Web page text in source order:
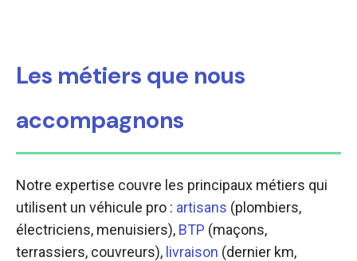
Les métiers que nous
accompagnons
Notre expertise couvre les principaux métiers qui
utilisent un véhicule pro : artisans (plombiers,
électriciens, menuisiers), BTP (maçons,
terrassiers, couvreurs), livraison (dernier km,